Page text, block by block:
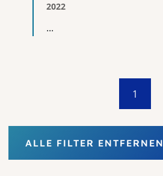
2022
...
1
ALLE FILTER ENTFERNEN